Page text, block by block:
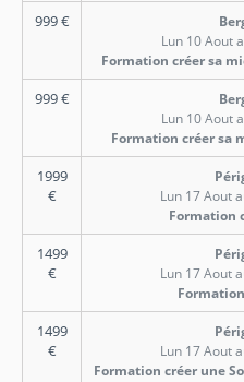
999€
Lun 10 Aout
Formation créer sa
999€
Lun 10 Aout
Formation créer sa
1999
€
Lun 17 Aout
Formation
1499
€
Lun 17 Aout
1499
€
Lun 17 Aout
Formation créer une